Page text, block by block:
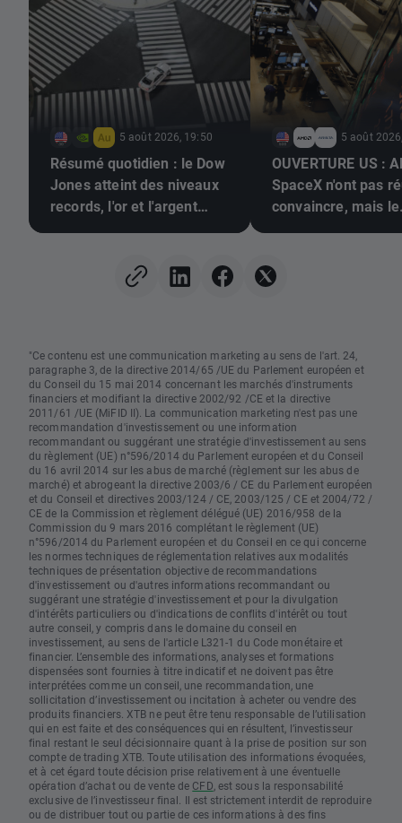
5 août 2026, 19:50
Résumé quotidien : le Dow
Jones atteint des niveaux
records, l'or et l'argent
les États-Unis et l'Iran
5 août
OUVERTURE US :
SpaceX n'ont pas
convaincre, mais le
"Ce contenu est une communication marketing au sens de l'art. 24,
paragraphe 3, de la directive 2014/65 /UE du Parlement européen et
du Conseil du 15 mai 2014 concernant les marchés d'instruments
financiers et modifiant la directive 2002/92 /CE et la directive
2011/61 /UE (MiFID II). La communication marketing n'est pas une
recommandation d'investissement ou une information
recommandant ou suggérant une stratégie d'investissement au sens
du règlement (UE) n°596/2014 du Parlement européen et du Conseil
du 16 avril 2014 sur les abus de marché (règlement sur les abus de
marché) et abrogeant la directive 2003/6 / CE du Parlement européen
et du Conseil et directives 2003/124 / CE, 2003/125 / CE et 2004/72 /
CE de la Commission et règlement délégué (UE) 2016/958 de la
Commission du 9 mars 2016 complétant le règlement (UE)
n°596/2014 du Parlement européen et du Conseil en ce qui concerne
les normes techniques de réglementation relatives aux modalités
techniques de présentation objective de recommandations
d'investissement ou d'autres informations recommandant ou
suggérant une stratégie d'investissement et pour la divulgation
d'intérêts particuliers ou d'indications de conflits d'intérêt ou tout
autre conseil, y compris dans le domaine du conseil en
investissement, au sens de l'article L321-1 du Code monétaire et
financier. L’ensemble des informations, analyses et formations
dispensées sont fournies à titre indicatif et ne doivent pas être
interprétées comme un conseil, une recommandation, une
sollicitation d’investissement ou incitation à acheter ou vendre des
produits financiers. XTB ne peut être tenu responsable de l’utilisation
qui en est faite et des conséquences qui en résultent, l’investisseur
final restant le seul décisionnaire quant à la prise de position sur son
compte de trading XTB. Toute utilisation des informations évoquées,
et à cet égard toute décision prise relativement à une éventuelle
opération d’achat ou de vente de CFD, est sous la responsabilité
exclusive de l’investisseur final. Il est strictement interdit de reproduire
ou de distribuer tout ou partie de ces informations à des fins